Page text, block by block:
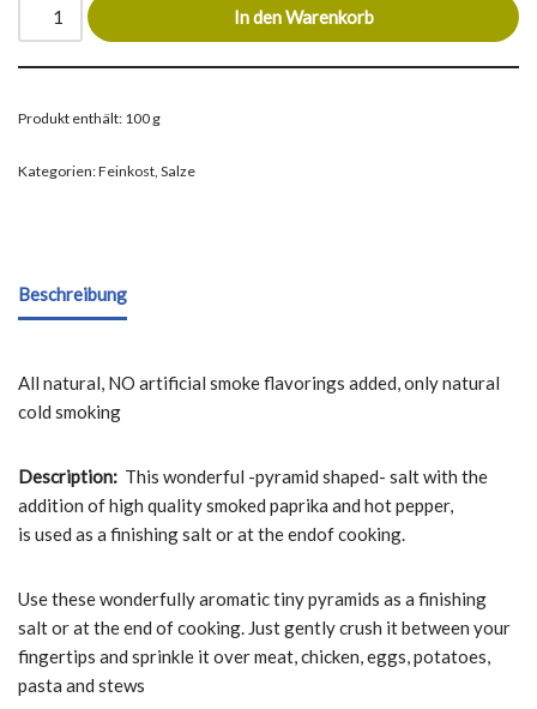
In den Warenkorb
Produkt enthält: 100 g
Kategorien:Feinkost, Salze
Beschreibung
All natural, NO artificial smoke flavorings added, only natural
cold smoking
Description: This wonderful -pyramid shaped- salt with the
addition of high quality smoked paprika and hot pepper,
is used as a finishing salt or at the endof cooking.
Use these wonderfully aromatic tiny pyramids as a finishing
salt or at the end of cooking. Just gently crush it between your
fingertips and sprinkle it over meat, chicken, eggs, potatoes,
pasta and stews